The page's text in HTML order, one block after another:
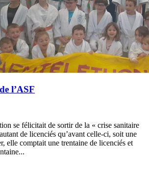
l’ASF
se félicitait de sortir de la « crise sanitaire
de licenciés qu’avant celle-ci, soit une
elle comptait une trentaine de licenciés et